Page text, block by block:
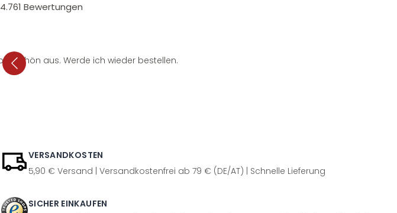
4.761 Bewertungen
schön aus. Werde ich wieder bestellen.
VERSANDKOSTEN
5,90 € Versand | Versandkostenfrei ab 79 € (DE/AT) | Schnelle Lieferung
SICHER EINKAUFEN